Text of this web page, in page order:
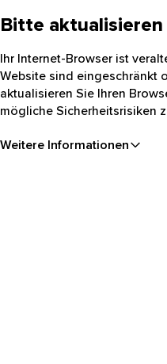
Bitte aktualisieren
Ihr Internet-Browser ist
Website sind eingeschränkt
aktualisieren Sie Ihren
mögliche Sicherheitsrisiken
Weitere Informationen